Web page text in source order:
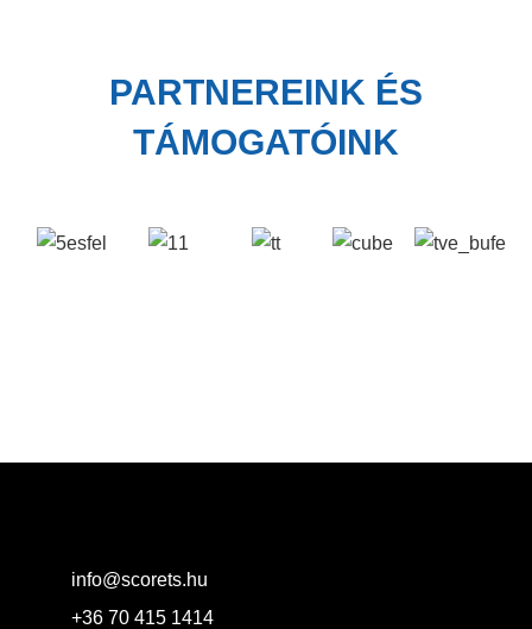
PARTNEREINK ÉS
TÁMOGATÓINK
info@scorets.hu
+36 70 415 1414